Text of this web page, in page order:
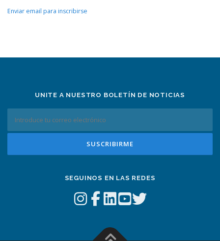
Enviar email para inscribirse
UNITE A NUESTRO BOLETÍN DE NOTICIAS
SEGUINOS EN LAS REDES